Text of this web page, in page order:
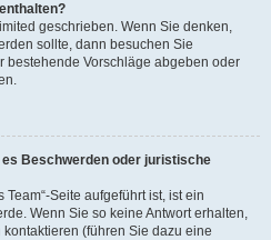
geschrieben. Wenn Sie denken,
sollte, dann besuchen Sie
bestehende Vorschläge abgeben oder
Beschwerden oder juristische
Team“-Seite aufgeführt ist, ist ein
Wenn Sie so keine Antwort erhalten,
(führen Sie dazu eine